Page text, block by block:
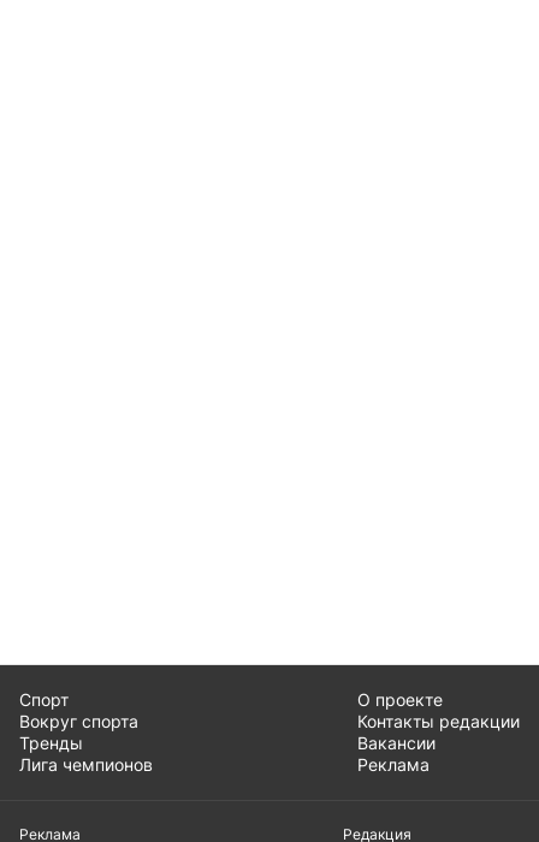
Спорт
Вокруг спорта
Тренды
Лига чемпионов
О проекте
Контакты редакции
Вакансии
Реклама
Реклама Редакция